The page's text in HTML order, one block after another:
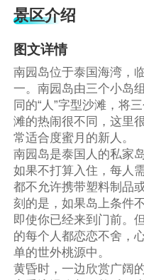
景区介绍
图文详情
南园岛位于泰国海湾，
一。南园岛由三个小岛
同的“人”字型沙滩，将
滩的热闹很不同，这里
常适合度蜜月的新人。
南园岛是泰国人的私家
如果不打算入住，每人
都不允许携带塑料制品
刻的是，如果岛上条件
即使你已经来到门前。
的每个人都恋恋不舍，
单的世外桃源中。
黄昏时，一边欣赏广阔